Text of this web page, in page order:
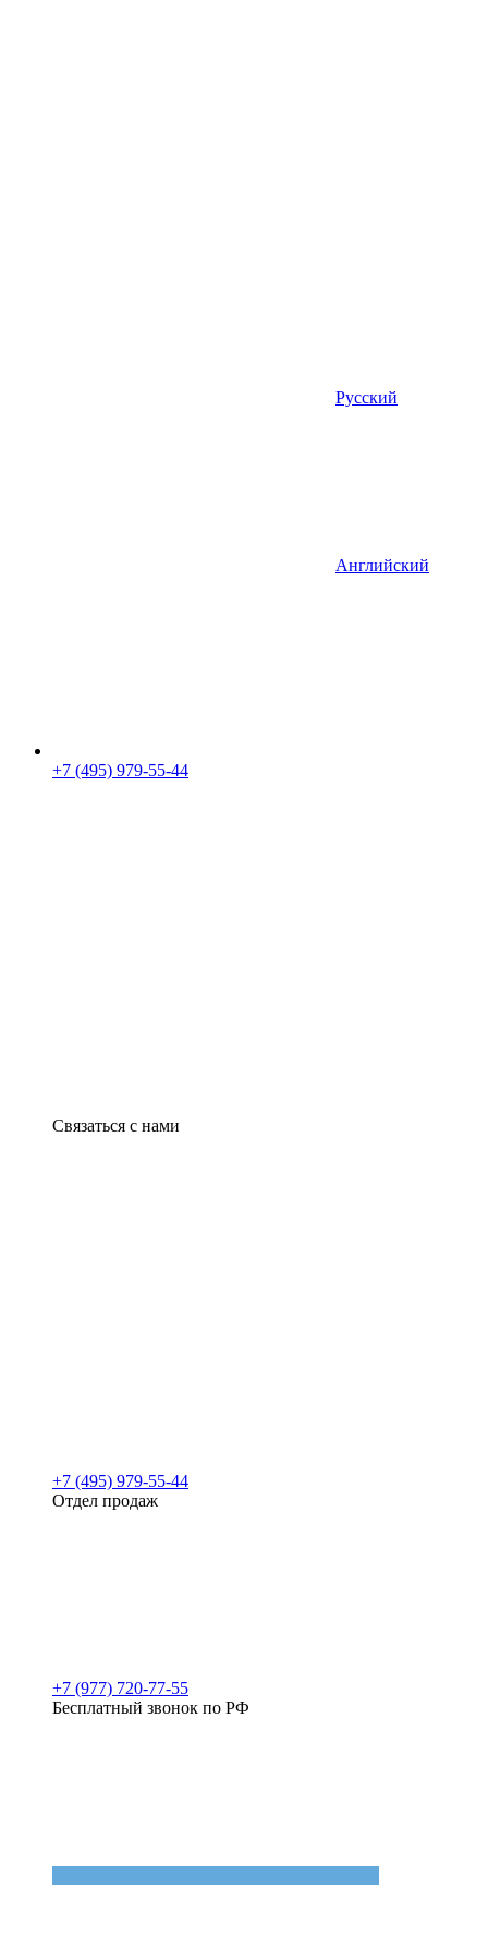
Русский
Английский
+7 (495) 979-55-44
Связаться с нами
+7 (495) 979-55-44
Отдел продаж
+7 (977) 720-77-55
Бесплатный звонок по РФ